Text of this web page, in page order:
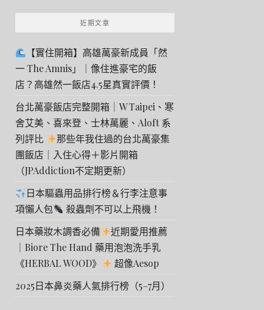
近期文章
【實住開箱】高雄萬豪新成員「然
一 The Amnis」｜像住進豪宅的飯
店？高雄然一飯店4.5星真實評價！
台北萬豪飯店完整開箱｜W Taipei、寒
舍艾美、喜來登、士林萬麗、Aloft 系
列評比
那些年我住過的台北萬豪集
團飯店｜入住心得＋影片開箱
（JPAddiction不定期更新）
日本驅蟲用品排行榜＆行李注意事
項懶人包
殺蟲劑不可以上飛機！
日本藥妝木調香必備
近期愛用推薦
｜Biore The Hand 藥用泡泡洗手乳
《HERBAL WOOD》
超像Aesop
2025日本鼻炎藥人氣排行榜（5–7月）